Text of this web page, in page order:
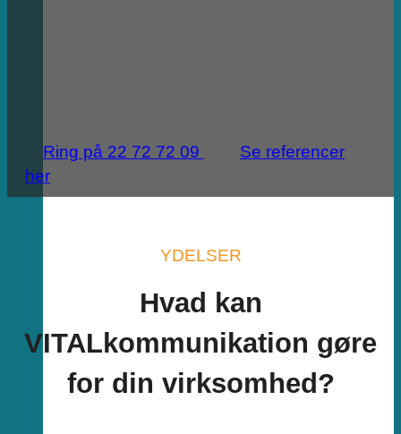
Ring på 22 72 72 09
Se referencer
her
YDELSER
Hvad kan
VITALkommunikation gøre
for din virksomhed?